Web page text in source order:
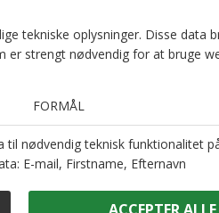
Web + Ry